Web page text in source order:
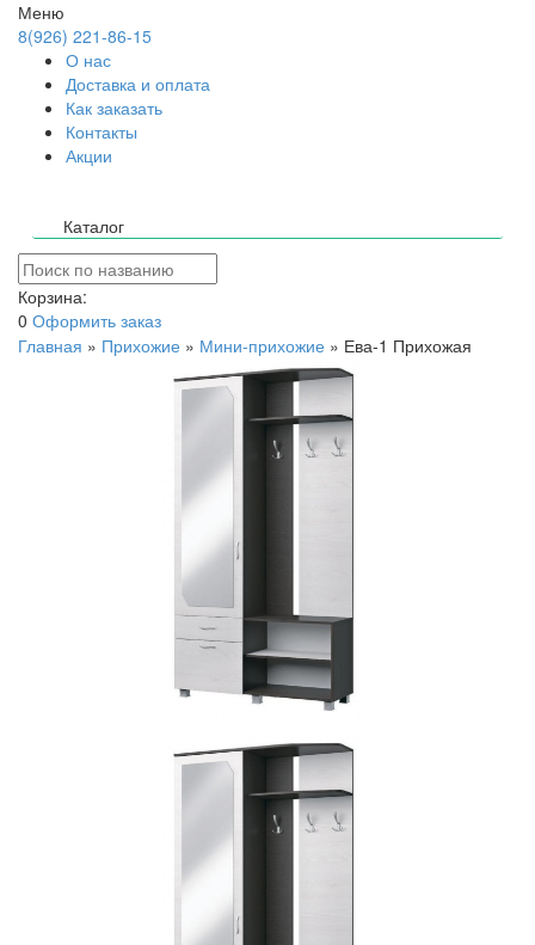
Меню
8(926) 221-86-15
О нас
Доставка и оплата
Как заказать
Контакты
Акции
Каталог
Корзина:
0 Оформить заказ
Главная » Прихожие » Мини-прихожие » Ева-1 Прихожая